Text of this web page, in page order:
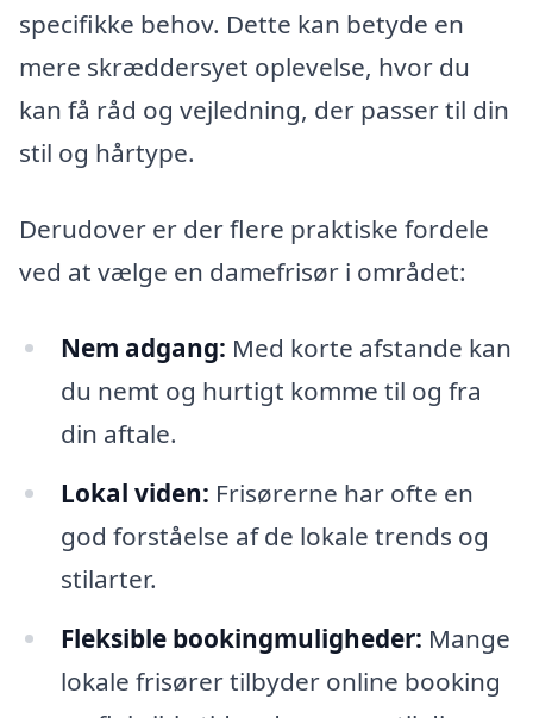
specifikke behov. Dette kan betyde en
mere skræddersyet oplevelse, hvor du
kan få råd og vejledning, der passer til din
stil og hårtype.
Derudover er der flere praktiske fordele
ved at vælge en damefrisør i området:
Nem adgang: Med korte afstande kan
du nemt og hurtigt komme til og fra
din aftale.
Lokal viden: Frisørerne har ofte en
god forståelse af de lokale trends og
stilarter.
Fleksible bookingmuligheder: Mange
lokale frisører tilbyder online booking